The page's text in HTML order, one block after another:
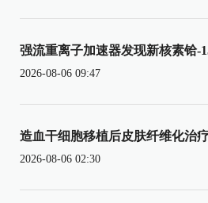
强流重离子加速器发现新核素铪-
2026-08-06 09:47
造血干细胞移植后皮肤纤维化治
2026-08-06 02:30